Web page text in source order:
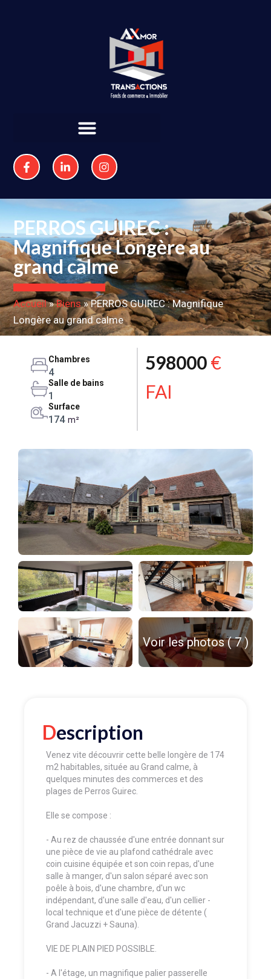
PERROS GUIREC :
Magnifique Longère au
grand calme
Accueil»Biens»PERROS GUIREC : Magnifique
Longère au grand calme
Chambres
4
Salle de bains
1
Surface
174 m²
598000€
FAI
Voir les photos ( 7 )
Description
Venez vite découvrir cette belle longère de 174
m2 habitables, située au Grand calme, à
quelques minutes des commerces et des
plages de Perros Guirec.
Elle se compose :
- Au rez de chaussée d'une entrée donnant sur
une pièce de vie au plafond cathédrale avec
coin cuisine équipée et son coin repas, d'une
salle à manger, d'un salon séparé avec son
poêle à bois, d'une chambre, d'un wc
indépendant, d'une salle d'eau, d'un cellier -
local technique et d'une pièce de détente (
Grand Jacuzzi + Sauna).
VIE DE PLAIN PIED POSSIBLE.
- A l'étage, un magnifique palier passerelle